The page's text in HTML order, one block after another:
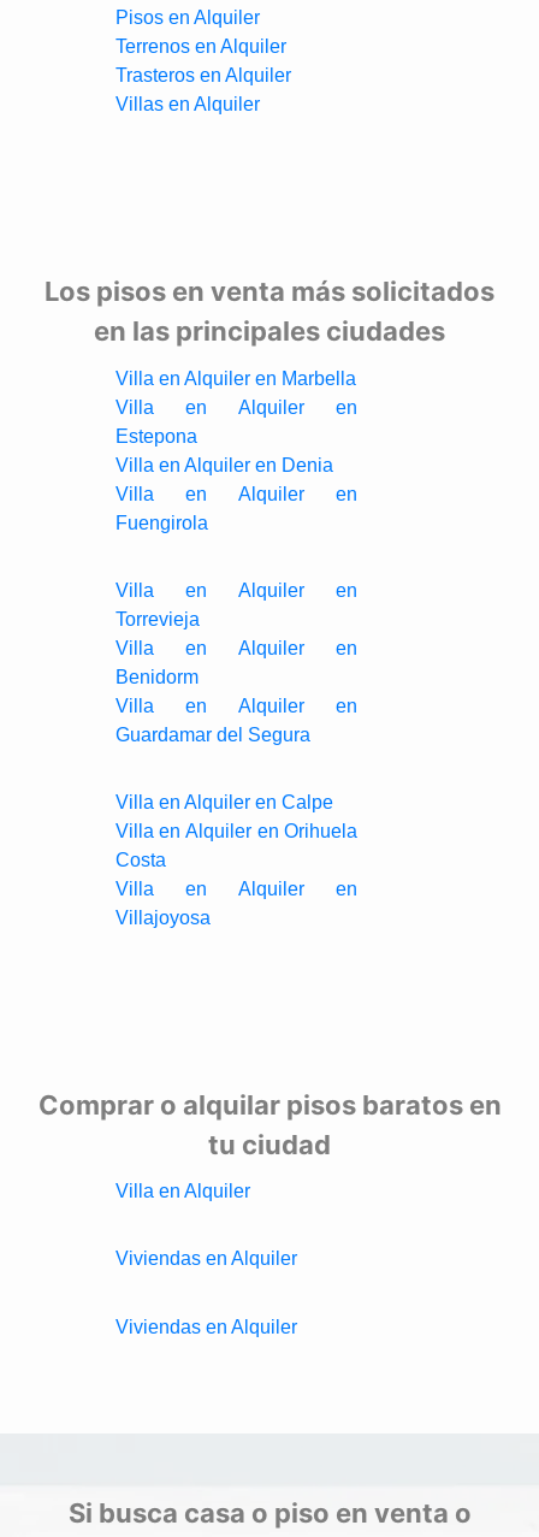
Pisos en Alquiler
Terrenos en Alquiler
Trasteros en Alquiler
Villas en Alquiler
Los pisos en venta más solicitados
en las principales ciudades
Villa en Alquiler en Marbella
Villa en Alquiler en
Estepona
Villa en Alquiler en Denia
Villa en Alquiler en
Fuengirola
Villa en Alquiler en
Torrevieja
Villa en Alquiler en
Benidorm
Villa en Alquiler en
Guardamar del Segura
Villa en Alquiler en Calpe
Villa en Alquiler en Orihuela
Costa
Villa en Alquiler en
Villajoyosa
Comprar o alquilar pisos baratos en
tu ciudad
Villa en Alquiler
Viviendas en Alquiler
Viviendas en Alquiler
Si busca casa o piso en venta o